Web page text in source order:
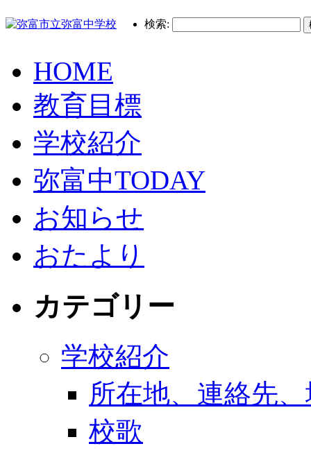
検索:
HOME
教育目標
学校紹介
弥富中TODAY
お知らせ
おたより
カテゴリー
学校紹介
所在地、連絡先
校歌